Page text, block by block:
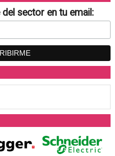
sector en tu email: